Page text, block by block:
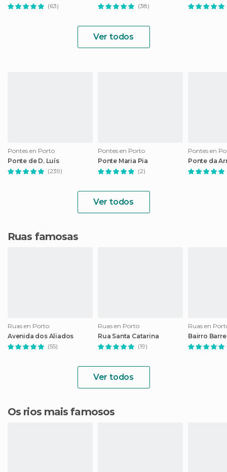
(63)
(38)
Ver todos
Pontes en Porto
Ponte de D. Luís
(239)
Pontes en Porto
Ponte Maria Pia
(2)
Pontes en
Ponte da
Ver todos
Ruas famosas
Ruas en Porto
Avenida dos Aliados
(55)
Ruas en Porto
Rua Santa Catarina
(19)
Ruas en
Bairro
Ver todos
Os rios mais famosos